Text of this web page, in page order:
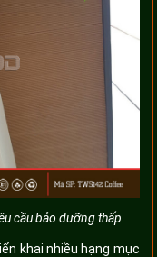
cầu bảo dưỡng thấp
khai nhiều hạng mục